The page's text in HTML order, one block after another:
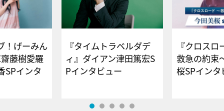
！げーみん
藤樹愛羅
SPインタ
『タイムトラベルダデ
ィ』ダイアン津田篤宏S
Pインタビュー
『クロス
救急の約束
桜SPイ